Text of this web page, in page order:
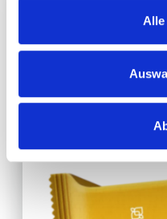
Alle